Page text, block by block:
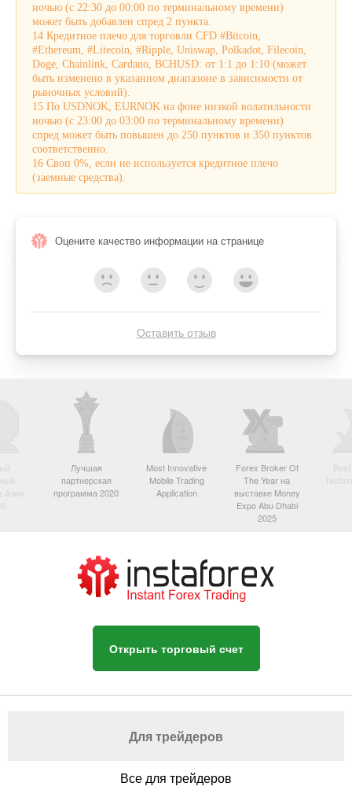
ночью (с 22:30 до 00:00 по терминальному времени)
может быть добавлен спред 2 пункта.
14 Кредитное плечо для торговли CFD #Bitcoin,
#Ethereum, #Litecoin, #Ripple, Uniswap, Polkadot, Filecoin,
Doge, Chainlink, Cardano, BCHUSD: от 1:1 до 1:10 (может
быть изменено в указанном диапазоне в зависимости от
рыночных условий).
15 По USDNOK, EURNOK на фоне низкой волатильности
ночью (с 23:00 до 03:00 по терминальному времени)
спред может быть повышен до 250 пунктов и 350 пунктов
соответственно.
16 Своп 0%, если не используется кредитное плечо
(заемные средства).
Оцените качество информации на странице
Оставить отзыв
Азии
Лучшая
партнерская
программа 2020
Most Innovative
Mobile Trading
Application
Forex Broker Of
The Year на
выставке Money
Expo Abu Dhabi
2025
Открыть торговый счет
Для трейдеров
Все для трейдеров